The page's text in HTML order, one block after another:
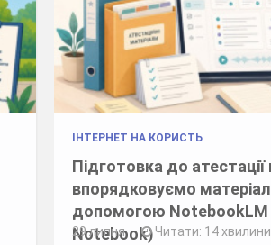
ІНТЕРНЕТ НА КОРИСТЬ
Підготовка до атестації
впорядковуємо
допомогою NotebookLM
Notebook)
29 липня Читати: 14 хвилини